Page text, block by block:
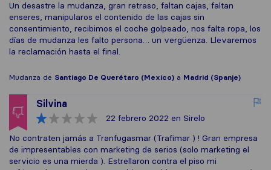
Un desastre la mudanza, gran retraso, faltan cajas, faltan
enseres, manipularos el contenido de las cajas sin
consentimiento, recibimos el coche golpeado, nos falta ropa, los
días de mudanza les falto persona… un vergüenza. Llevaremos
la reclamación hasta el final.
Mudanza de Santiago De Querétaro (Mexico) a Madrid (Spanje)
Silvina
22 febrero 2022 en Sirelo
No contraten jamás a Tranfugasmar (Trafimar ) ! Gran empresa
de impresentables con marketing de serios (solo marketing el
servicio es una mierda ). Estrellaron contra el piso mi